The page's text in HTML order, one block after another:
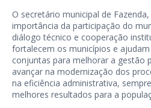
O secretário municipal de
importância da participação do
diálogo técnico e cooperação
fortalecem os municípios e
conjuntas para melhorar a gestão
avançar na modernização dos
na eficiência administrativa,
melhores resultados para a